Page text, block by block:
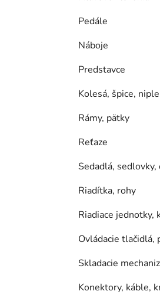
Pedále
Náboje
Predstavce
Kolesá, špice,
Rámy, pätky
Reťaze
Sedadlá,
Riadítka, rohy
Riadiace jednotky,
Ovládacie tlačidlá,
Skladacie
Konektory, káble,